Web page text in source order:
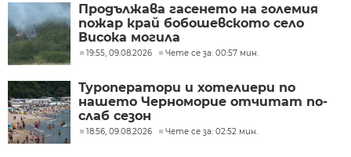
Продължава гасенето на големия
пожар край бобошевското село
Висока могила
19:55, 09.08.2026 Чете се за: 00:57 мин.
Туроператори и хотелиери по
нашето Черноморие отчитат по-
слаб сезон
18:56, 09.08.2026 Чете се за: 02:52 мин.